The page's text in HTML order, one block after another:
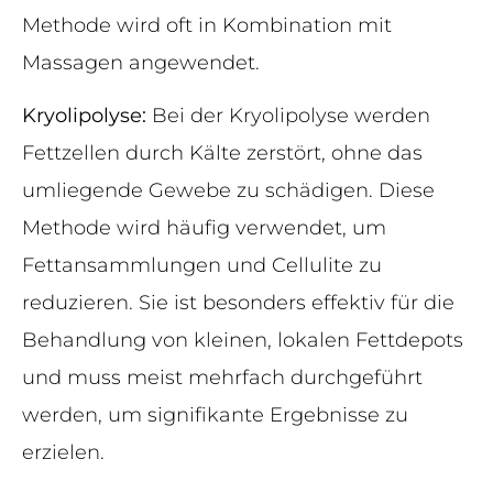
Methode wird oft in Kombination mit
Massagen angewendet.
Kryolipolyse: Bei der Kryolipolyse werden
Fettzellen durch Kälte zerstört, ohne das
umliegende Gewebe zu schädigen. Diese
Methode wird häufig verwendet, um
Fettansammlungen und Cellulite zu
reduzieren. Sie ist besonders effektiv für die
Behandlung von kleinen, lokalen Fettdepots
und muss meist mehrfach durchgeführt
werden, um signifikante Ergebnisse zu
erzielen.